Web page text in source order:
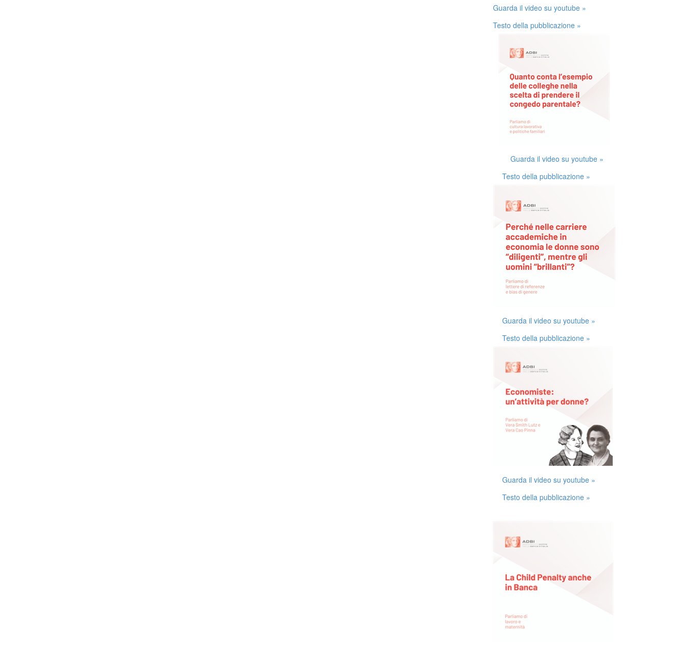
Guarda il video su youtube »
Testo della pubblicazione »
Guarda il video su youtube »
Testo della pubblicazione »
Guarda il video su youtube »
Testo della pubblicazione »
Guarda il video su youtube »
Testo della pubblicazione »